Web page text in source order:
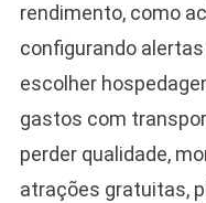
rendimento, como
configurando
escolher
gastos com
perder qualidade,
atrações gratuitas,